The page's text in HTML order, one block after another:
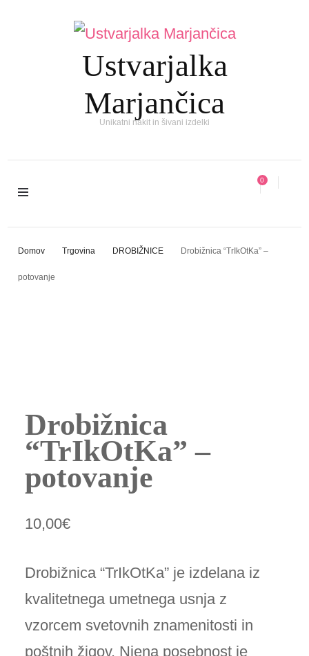
Ustvarjalka
Marjančica
Unikatni nakit in šivani izdelki
0
Domov Trgovina DROBIŽNICE Drobižnica “TrIkOtKa” –
potovanje
Drobižnica
“TrIkOtKa” –
potovanje
10,00€
Drobižnica “TrIkOtKa” je izdelana iz
kvalitetnega umetnega usnja z
vzorcem svetovnih znamenitosti in
poštnih žigov. Njena posebnost je